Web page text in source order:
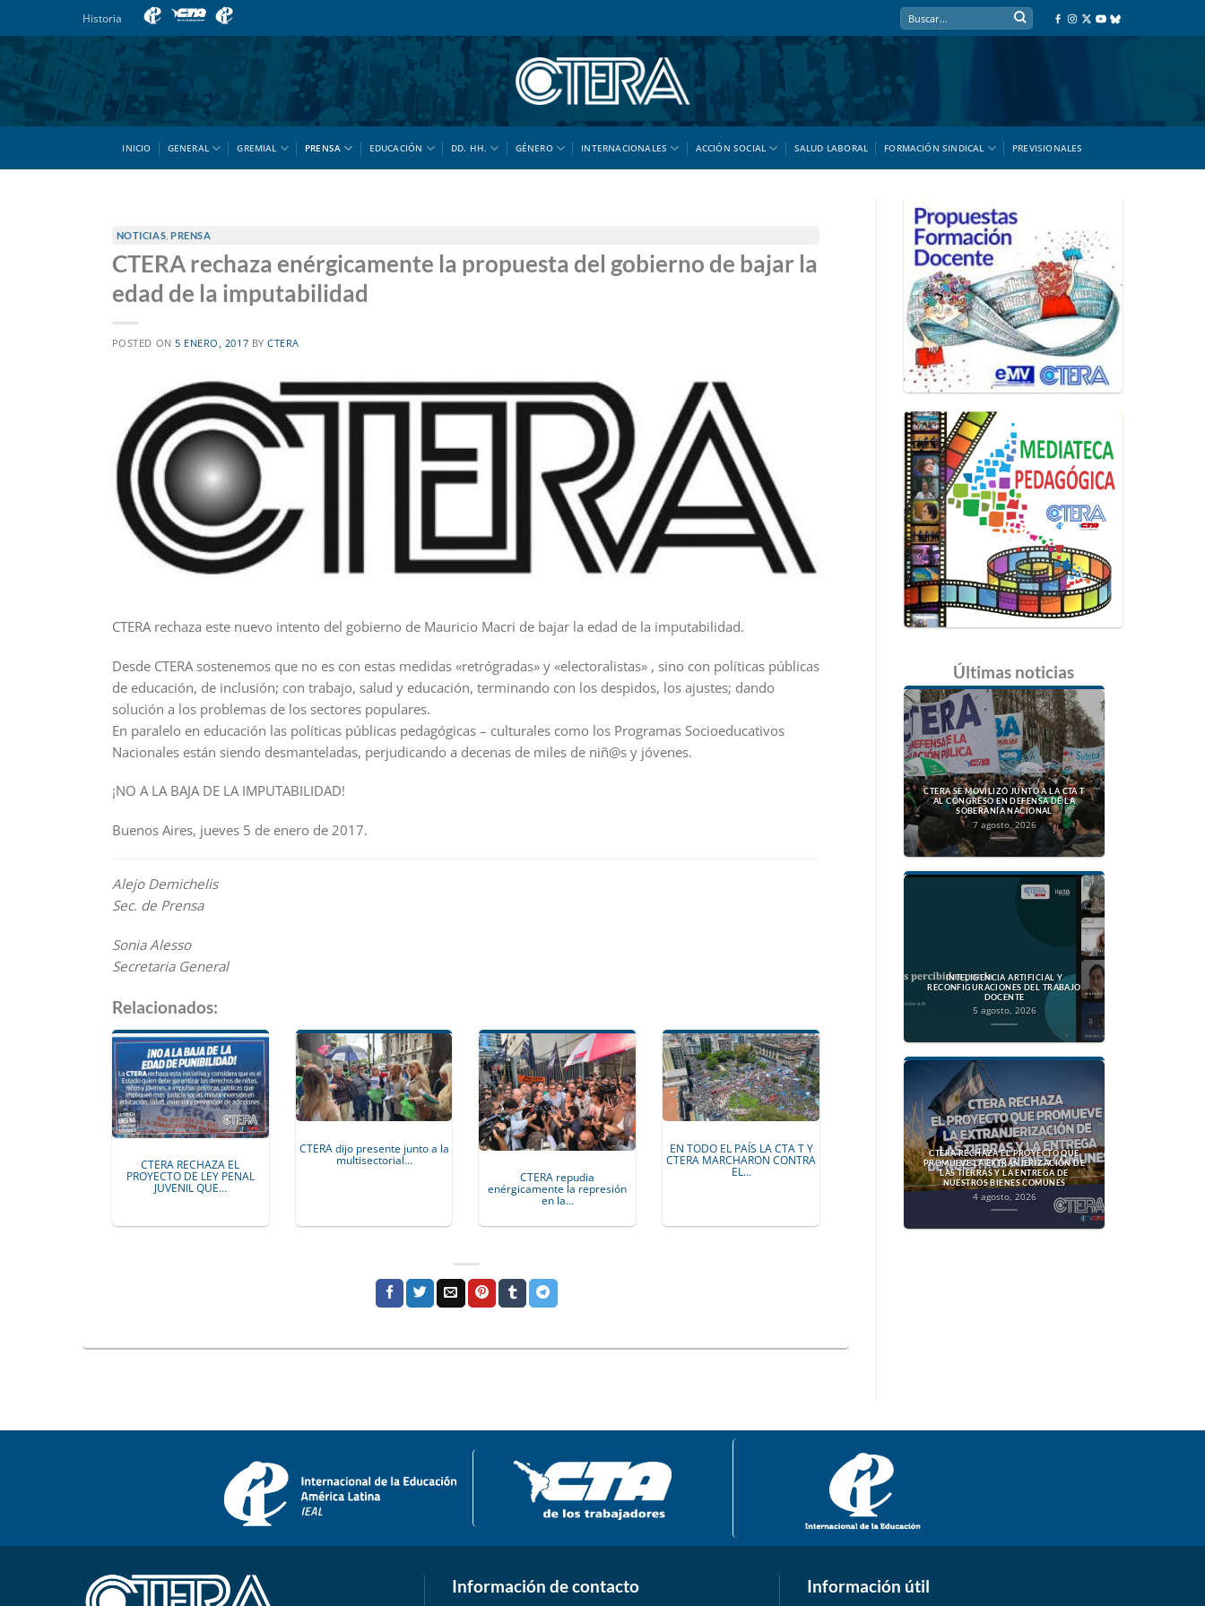
al
contenido
Historia
INICIO GENERAL GREMIAL PRENSA EDUCACIÓN DD. HH. GÉNERO INTERNACIONALES ACCIÓN SOCIAL SALUD LABORAL FORMACIÓN SINDICAL PREVISIONALES
NOTICIAS ,PRENSA
CTERA rechaza enérgicamente la propuesta del gobierno de bajar la
edad de la imputabilidad
POSTED ON5 ENERO, 2017 BYCTERA
CTERA rechaza este nuevo intento del gobierno de Mauricio Macri de bajar la edad de la imputabilidad.
Desde CTERA sostenemos que no es con estas medidas «retrógradas» y «electoralistas» , sino con políticas públicas
de educación, de inclusión; con trabajo, salud y educación, terminando con los despidos, los ajustes; dando
solución a los problemas de los sectores populares.
En paralelo en educación las políticas públicas pedagógicas – culturales como los Programas Socioeducativos
Nacionales están siendo desmanteladas, perjudicando a decenas de miles de niñ@s y jóvenes.
¡NO A LA BAJA DE LA IMPUTABILIDAD!
Buenos Aires, jueves 5 de enero de 2017.
Alejo Demichelis
Sec. de Prensa
Sonia Alesso
Secretaria General
Relacionados:
CTERA RECHAZA EL
PROYECTO DE LEY PENAL
JUVENIL QUE…
CTERA dijo presente junto a la
multisectorial…
CTERA repudia
enérgicamente la represión
en la…
EN TODO EL PAÍS LA CTA T Y
CTERA MARCHARON CONTRA
EL…
Últimas noticias
CTERA SE MOVILIZÓ JUNTO A LA CTA T
AL CONGRESO EN DEFENSA DE LA
SOBERANÍA NACIONAL
7 agosto, 2026
INTELIGENCIA ARTIFICIAL Y
RECONFIGURACIONES DEL TRABAJO
DOCENTE
5 agosto, 2026
CTERA RECHAZA EL PROYECTO QUE
PROMUEVE LA EXTRANJERIZACIÓN DE
LAS TIERRAS Y LA ENTREGA DE
NUESTROS BIENES COMUNES
4 agosto, 2026
Información de contacto Información útil